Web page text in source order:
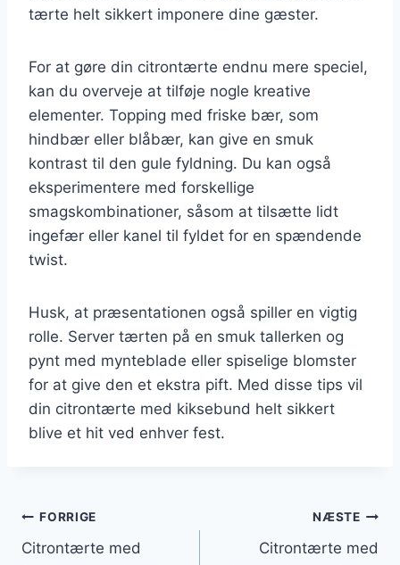
tærte helt sikkert imponere dine gæster.
For at gøre din citrontærte endnu mere speciel,
kan du overveje at tilføje nogle kreative
elementer. Topping med friske bær, som
hindbær eller blåbær, kan give en smuk
kontrast til den gule fyldning. Du kan også
eksperimentere med forskellige
smagskombinationer, såsom at tilsætte lidt
ingefær eller kanel til fyldet for en spændende
twist.
Husk, at præsentationen også spiller en vigtig
rolle. Server tærten på en smuk tallerken og
pynt med mynteblade eller spiselige blomster
for at give den et ekstra pift. Med disse tips vil
din citrontærte med kiksebund helt sikkert
blive et hit ved enhver fest.
Indlægsnavigation
FORRIGE
Citrontærte med
NÆSTE
Citrontærte med